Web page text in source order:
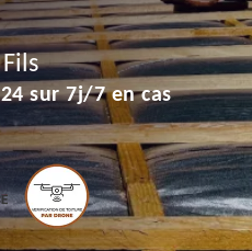
sur 7j/7 en cas